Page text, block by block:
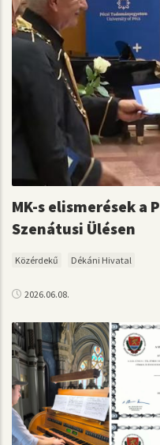
MK-s elismerések a
Szenátusi Ülésen
Közérdekű Dékáni Hivatal
2026.06.08.